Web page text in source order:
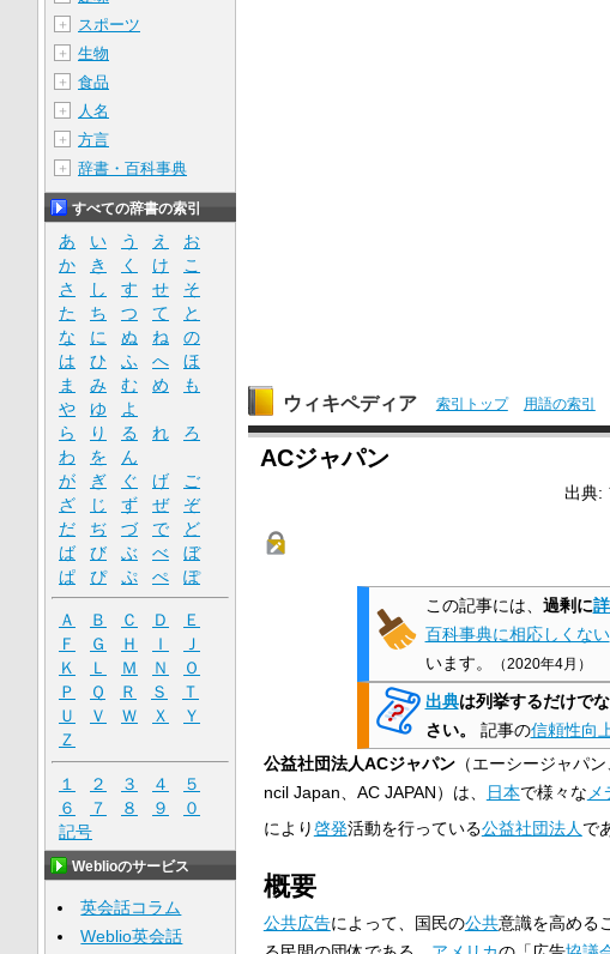
ウィキペディア 索引トップ 用語の索引
ACジャパン
出典:
この記事には、 過剰に
百科事典に相応しくない
います。
（2020年4月 ）
出典は列挙するだけでな
さい。
記事の信頼性向
公益社団法人ACジャパン（エーシージャパン
ncil Japan、AC JAPAN）は、 日本で様々なメ
により啓発活動を行っている公益社団法人 で
概要
公共広告によって、国民の公共意識を高める
＋ スポーツ
＋ 生物
＋ 食品
＋ 人名
＋ 方言
＋ 辞書・百科事典
すべての辞書の索引
あ い う え
お
か
き く け
こ
さ
し す せ
そ
た
ち つ て
と
な
に ぬ ね
の
は
ひ ふ へ
ほ
ま
み む め
も
や
ゆ
よ
ら
り る れ
ろ
わ
を
ん
が
ぎ ぐ げ
ご
ざ
じ ず ぜ
ぞ
だ
ぢ づ で
ど
ば
び ぶ べ
ぼ
ぱ
ぴ ぷ ぺ ぽ
Ａ Ｂ Ｃ Ｄ
Ｅ
Ｆ
Ｇ Ｈ Ｉ
Ｊ
Ｋ
Ｌ Ｍ Ｎ
Ｏ
Ｐ
Ｑ Ｒ Ｓ
Ｔ
Ｕ
Ｖ Ｗ Ｘ
Ｙ
Ｚ
１ ２ ３ ４
５
６
７ ８ ９
０
記号
Weblioのサービス
英会話コラム
Weblio英会話